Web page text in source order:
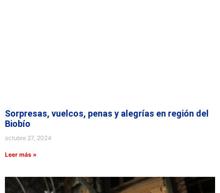
Sorpresas, vuelcos, penas y alegrías en región del
Biobío
octubre 27, 2024
Leer más »